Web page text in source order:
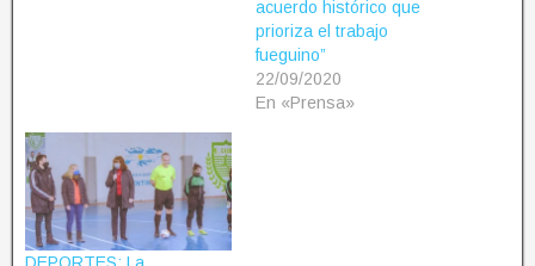
acuerdo histórico que
prioriza el trabajo
fueguino”
22/09/2020
En «Prensa»
DEPORTES: La